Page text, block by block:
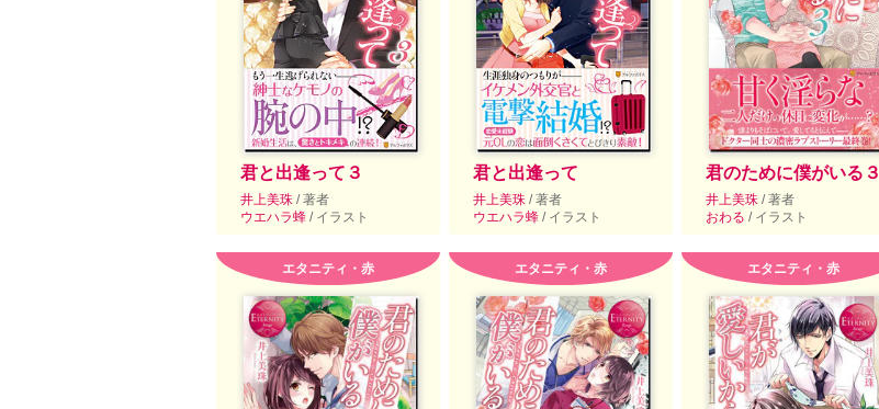
君と出逢って３
井上美珠 / 著者
ウエハラ蜂 / イラスト
君と出逢って
井上美珠 / 著者
ウエハラ蜂 / イラスト
君のために僕がいる３
井上美珠 / 著者
おわる / イラスト
エタニティ・赤 エタニティ・赤 エタニティ・赤